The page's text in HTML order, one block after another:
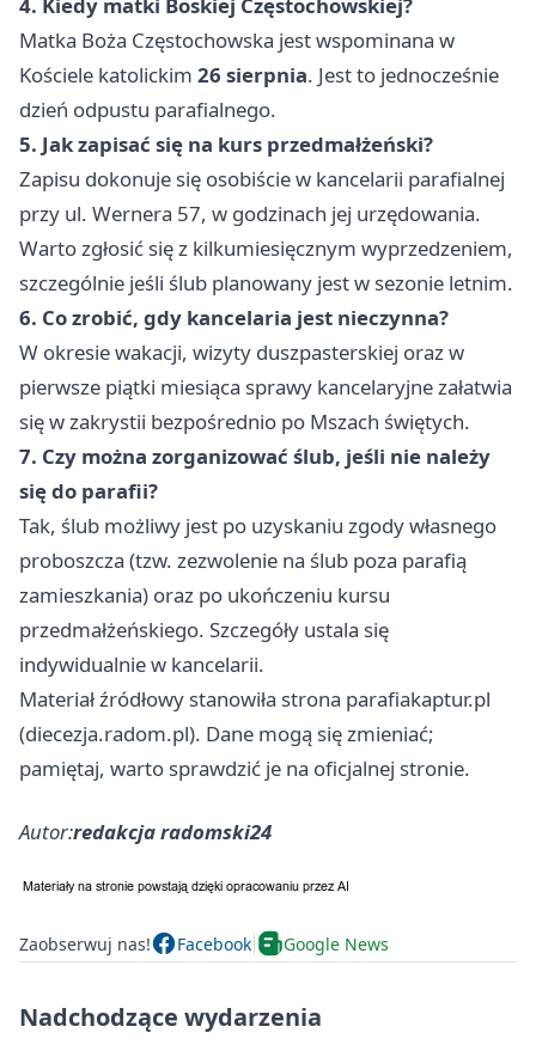
4. Kiedy matki Boskiej Częstochowskiej?
Matka Boża Częstochowska jest wspominana w
Kościele katolickim 26 sierpnia. Jest to jednocześnie
dzień odpustu parafialnego.
5. Jak zapisać się na kurs przedmałżeński?
Zapisu dokonuje się osobiście w kancelarii parafialnej
przy ul. Wernera 57, w godzinach jej urzędowania.
Warto zgłosić się z kilkumiesięcznym wyprzedzeniem,
szczególnie jeśli ślub planowany jest w sezonie letnim.
6. Co zrobić, gdy kancelaria jest nieczynna?
W okresie wakacji, wizyty duszpasterskiej oraz w
pierwsze piątki miesiąca sprawy kancelaryjne załatwia
się w zakrystii bezpośrednio po Mszach świętych.
7. Czy można zorganizować ślub, jeśli nie należy
się do parafii?
Tak, ślub możliwy jest po uzyskaniu zgody własnego
proboszcza (tzw. zezwolenie na ślub poza parafią
zamieszkania) oraz po ukończeniu kursu
przedmałżeńskiego. Szczegóły ustala się
indywidualnie w kancelarii.
Materiał źródłowy stanowiła strona parafiakaptur.pl
(diecezja.radom.pl). Dane mogą się zmieniać;
pamiętaj, warto sprawdzić je na oficjalnej stronie.
Autor:redakcja radomski24
Zaobserwuj nas! Facebook Google News
Nadchodzące wydarzenia